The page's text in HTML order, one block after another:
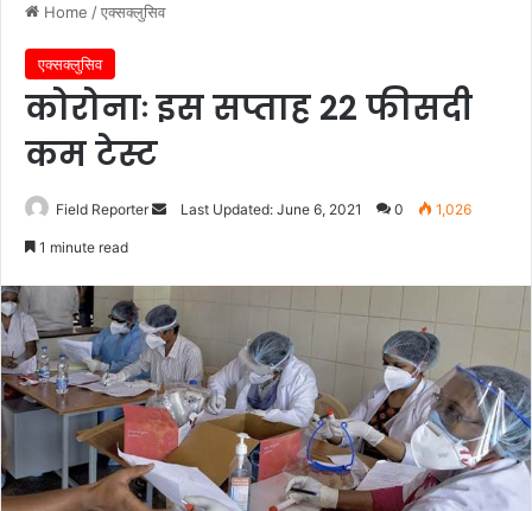
Home /एक्सक्लुसिव
एक्सक्लुसिव
कोरोनाः इस सप्ताह 22 फीसदी
कम टेस्ट
Field Reporter
SendLast Updated: June 6, 2021 0 1,026
1 minute read